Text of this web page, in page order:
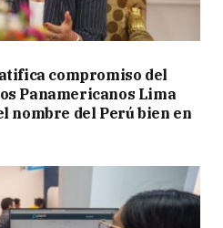
compromiso del
Panamericanos Lima
nombre del Perú bien en